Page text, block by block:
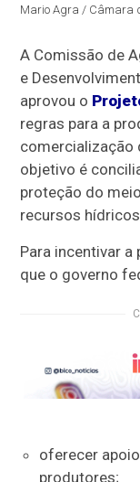
Mario Agra / Câmara
A Comissão de
e
aprovou o
regras para a
comercialização
objetivo é
proteção do
recursos
Para incentivar
que o governo
oferecer
produtores;